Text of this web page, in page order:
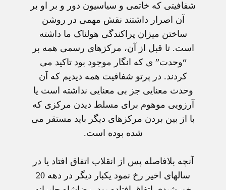
شفافيتی که خاتمی و سياسيون دور و بر او بر
آن اصرار داشتند نقش مهمی در روشن
ساختن ميزان پراکندگی هولناک ما داشته
است. تا قبل از آن، مرکزهای رسمی همه بر
“وحدت” ی که انگار موجود بود تاکيد می
کردند. در پرتو شفافيت همه ديديم که آن
وحدت معنايی جز بی معنايی نداشته است يا
آرزويی موهوم برای مسلط ديدن مرکزی که
با از بين بردن مرکزهای ديگر بايد مستقر می
شده بوده است.
آنچه بلافاصله پس از انقلاب اتفاق افتاد يا در
سالهای اخير رخ نمود يکبار ديگر در دهه 20